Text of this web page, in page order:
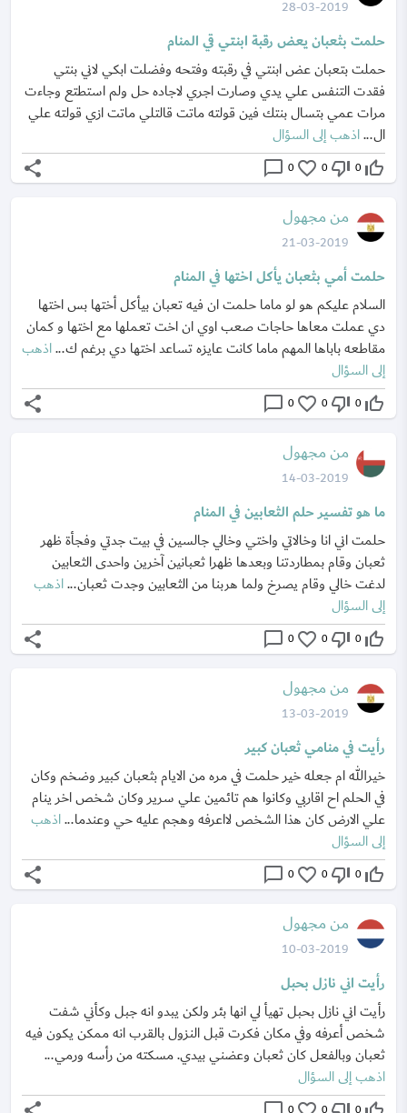
28-03-2019
حلمت بثعبان يعض رقبة ابنتي قي المنام
حملت بتعبان عض ابنتي في رقبته وفتحه وفضلت ابكي لاني بنتي
فقدت التنفس علي يدي وصارت اجري لاجاده حل ولم استطتع وجاءت
مرات عمي بتسال بنتك فين قولته ماتت قالتلي ماتت ازي قولته علي
ال...اذهب إلى السؤال
thumb_up_off_alt
0
thumb_down_off_alt
0
favorite_border
0
chat_bubble_outline
share
من مجهول
21-03-2019
حلمت أمي بثعبان يأكل اختها في المنام
السلام عليكم هو لو ماما حلمت ان فيه تعبان بيأكل أختها بس اختها
دي عملت معاها حاجات صعب اوي ان اخت تعملها مع اختها و كمان
مقاطعه باباها المهم ماما كانت عايزه تساعد اختها دي برغم ك...اذهب
إلى السؤال
thumb_up_off_alt
0
thumb_down_off_alt
0
favorite_border
0
chat_bubble_outline
share
من مجهول
14-03-2019
ما هو تفسير حلم الثعابين في المنام
حلمت اني انا وخالاتي واختي وخالي جالسين في بيت جدتي وفجأة ظهر
ثعبان وقام بمطاردتنا وبعدها ظهرا ثعبانين آخرين واحدى الثعابين
لدغت خالي وقام يصرخ ولما هربنا من الثعابين وجدت ثعبان...اذهب
إلى السؤال
thumb_up_off_alt
0
thumb_down_off_alt
0
favorite_border
0
chat_bubble_outline
share
من مجهول
13-03-2019
رأيت في منامي ثعبان كبير
خيرالله ام جعله خير حلمت في مره من الايام بثعبان كبير وضخم وكان
في الحلم اح اقاربي وكانوا هم تائمين علي سرير وكان شخص اخر ينام
علي الارض كان هذا الشخص لااعرفه وهجم عليه حي وعندما...اذهب
إلى السؤال
thumb_up_off_alt
0
thumb_down_off_alt
0
favorite_border
0
chat_bubble_outline
share
من مجهول
10-03-2019
رأيت اني نازل بحبل
رأيت اني نازل بحبل تهيأ لي انها بئر ولكن يبدو انه جبل وكأني شفت
شخص أعرفه وفي مكان فكرت قبل النزول بالقرب انه ممكن يكون فيه
ثعبان وبالفعل كان ثعبان وعضني بيدي. مسكته من رأسه ورمي...
اذهب إلى السؤال
0
0
0